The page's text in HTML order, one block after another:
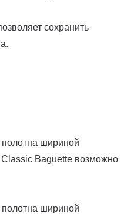
сохранить
полотна шириной
Baguette возможно
полотна шириной